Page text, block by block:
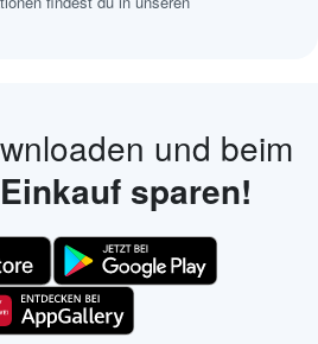
und beim
Einkauf sparen!